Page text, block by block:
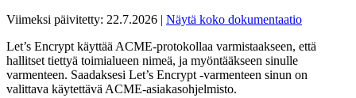
Viimeksi päivitetty: 22.7.2026 | Näytä koko dokumentaatio
Let’s Encrypt käyttää ACME-protokollaa varmistaakseen, että
hallitset tiettyä toimialueen nimeä, ja myöntääkseen sinulle
varmenteen. Saadaksesi Let’s Encrypt -varmenteen sinun on
valittava käytettävä ACME-asiakasohjelmisto.